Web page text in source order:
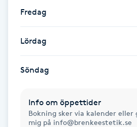
Gua Sha-massage
Hatha Yoga
Healing
Fredag
Lördag
Söndag
Info om öppettider
Bokning sker via kalender
mig på info@brenkeestetik.se